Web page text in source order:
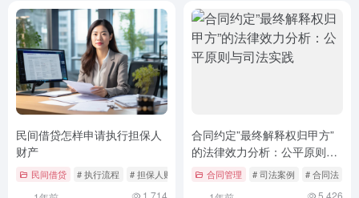
民间借贷怎样申请执行担保人
财产
民间借贷 # 执行流程 # 担保人财产执行 # 案例分析
合同约定”最终解释权归甲方”
的法律效力分析：公平原则与
司法实践
合同管理 # 司法案例 # 合同法